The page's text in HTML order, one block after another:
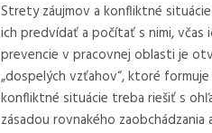
Strety záujmov a konfliktné
ich predvídať a počítať s nimi,
prevencie v pracovnej oblasti je
„dospelých vzťahov“, ktoré
konfliktné situácie treba riešiť s
zásadou rovnakého zaobchádzania